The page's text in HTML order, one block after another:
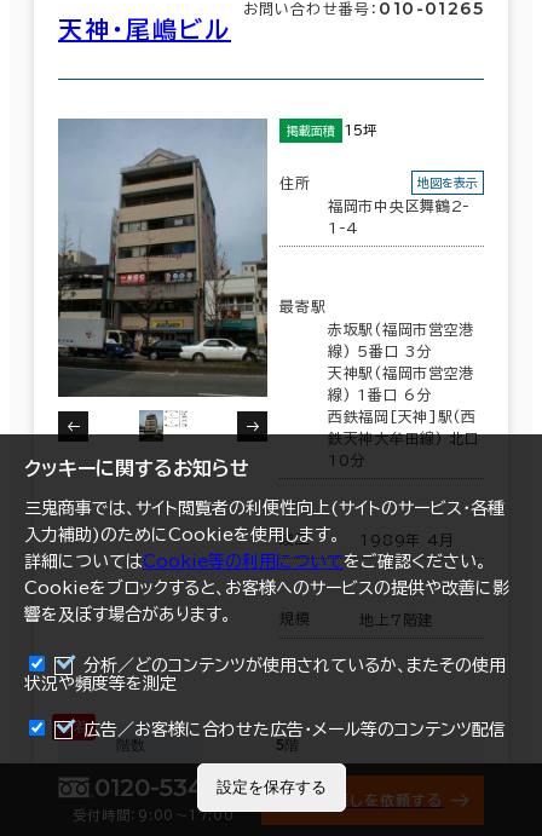
天神・尾嶋ビル
お問い合わせ番号： 010-01265
掲載面積 15坪
住所
福岡市中央区舞鶴2-
1-4
地図を表示
最寄駅
赤坂駅(福岡市営空港
線) 5番口 3分
天神駅(福岡市営空港
線) 1番口 6分
西鉄福岡[天神]駅(西
鉄天神大牟田線) 北口
10分
竣工 1989年 4月
規模 地上7階建
階数 5階
15.76坪（52.099㎡）
まとめて資料請求
0120-534-011
受付時間：9:00〜17:00
オフィス探しを依頼する
クッキーに関するお知らせ
三鬼商事では、サイト閲覧者の利便性向上(サイトのサービス・各種
入力補助)のためにCookieを使用します。
詳細についてはCookie等の利用についてをご確認ください。
Cookieをブロックすると、お客様へのサービスの提供や改善に影
響を及ぼす場合があります。
分析／どのコンテンツが使用されているか、またその使用
状況や頻度等を測定
広告／お客様に合わせた広告・メール等のコンテンツ配信
設定を保存する